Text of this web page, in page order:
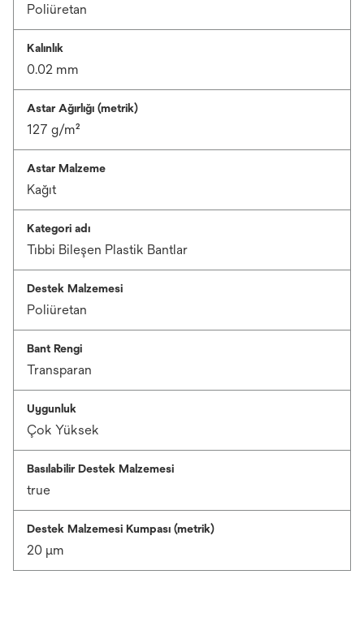
Poliüretan
Kalınlık
0.02 mm
Astar Ağırlığı (metrik)
127 g/m²
Astar Malzeme
Kağıt
Kategori adı
Tıbbi Bileşen Plastik Bantlar
Destek Malzemesi
Poliüretan
Bant Rengi
Transparan
Uygunluk
Çok Yüksek
Basılabilir Destek Malzemesi
true
Destek Malzemesi Kumpası (metrik)
20 μm